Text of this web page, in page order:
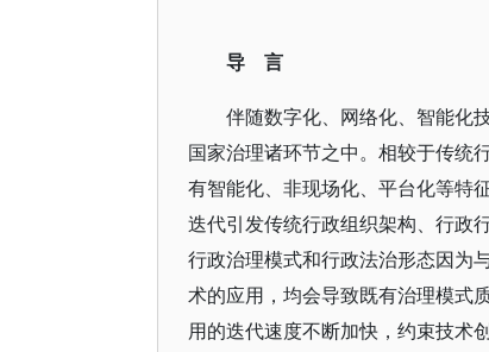
导 言
伴随数字化、网络化、智能化
国家治理诸环节之中。相较于传统
有智能化、非现场化、平台化等特
迭代引发传统行政组织架构、行政
行政治理模式和行政法治形态因为
术的应用，均会导致既有治理模式
用的迭代速度不断加快，约束技术